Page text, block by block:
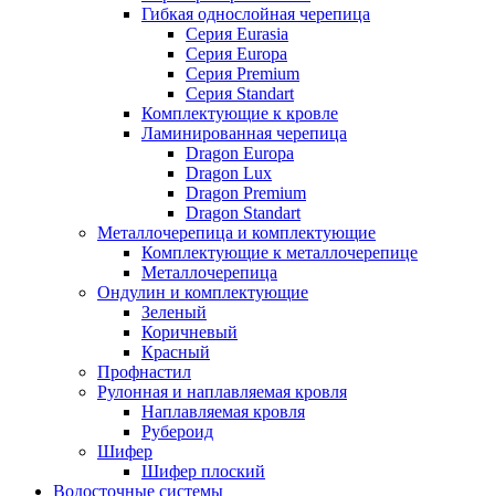
Гибкая однослойная черепица
Серия Eurasia
Серия Europa
Серия Premium
Серия Standart
Комплектующие к кровле
Ламинированная черепица
Dragon Europa
Dragon Lux
Dragon Premium
Dragon Standart
Металлочерепица и комплектующие
Комплектующие к металлочерепице
Металлочерепица
Ондулин и комплектующие
Зеленый
Коричневый
Красный
Профнастил
Рулонная и наплавляемая кровля
Наплавляемая кровля
Рубероид
Шифер
Шифер плоский
Водосточные системы